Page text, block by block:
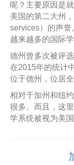
呢？主要原因是
美国的第二大州
services）的声誉
越来越多的国际
德州曾多次被评
在2015年的统计
位于德州，位居全
相对于加州和纽
很多。而且，这
学系统被视为美